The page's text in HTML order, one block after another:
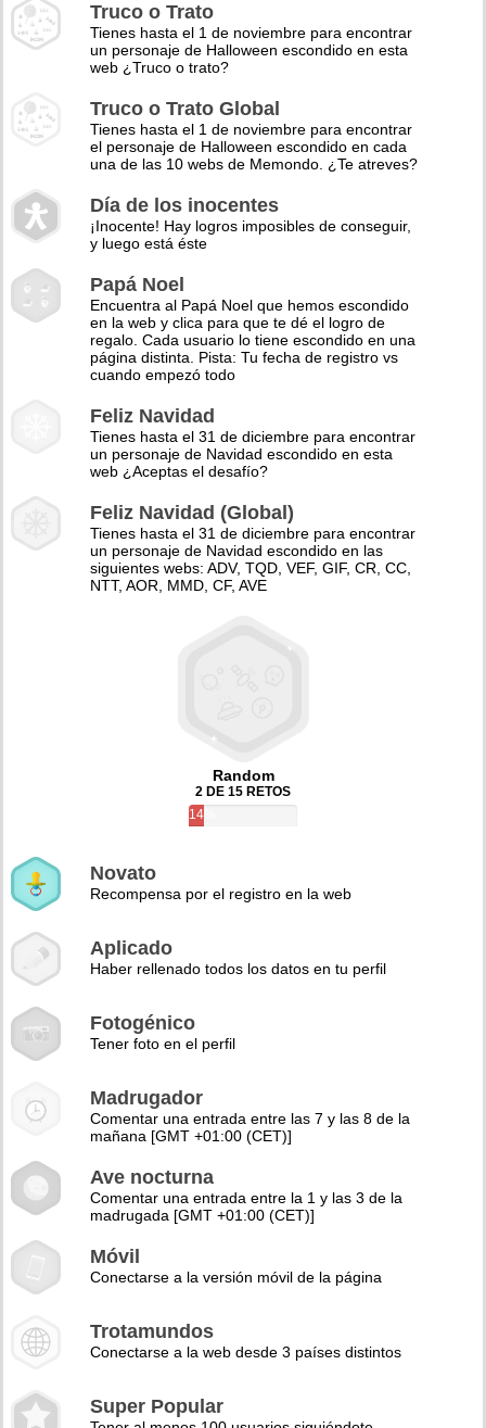
Truco o Trato
Tienes hasta el 1 de noviembre para encontrar
un personaje de Halloween escondido en esta
web ¿Truco o trato?
Truco o Trato Global
Tienes hasta el 1 de noviembre para encontrar
el personaje de Halloween escondido en cada
una de las 10 webs de Memondo. ¿Te atreves?
Día de los inocentes
¡Inocente! Hay logros imposibles de conseguir,
y luego está éste
Papá Noel
Encuentra al Papá Noel que hemos escondido
en la web y clica para que te dé el logro de
regalo. Cada usuario lo tiene escondido en una
página distinta. Pista: Tu fecha de registro vs
cuando empezó todo
Feliz Navidad
Tienes hasta el 31 de diciembre para encontrar
un personaje de Navidad escondido en esta
web ¿Aceptas el desafío?
Feliz Navidad (Global)
Tienes hasta el 31 de diciembre para encontrar
un personaje de Navidad escondido en las
siguientes webs: ADV, TQD, VEF, GIF, CR, CC,
NTT, AOR, MMD, CF, AVE
Random
2 DE 15 RETOS
14%
Novato
Recompensa por el registro en la web
Aplicado
Haber rellenado todos los datos en tu perfil
Fotogénico
Tener foto en el perfil
Madrugador
Comentar una entrada entre las 7 y las 8 de la
mañana [GMT +01:00 (CET)]
Ave nocturna
Comentar una entrada entre la 1 y las 3 de la
madrugada [GMT +01:00 (CET)]
Móvil
Conectarse a la versión móvil de la página
Trotamundos
Conectarse a la web desde 3 países distintos
Super Popular